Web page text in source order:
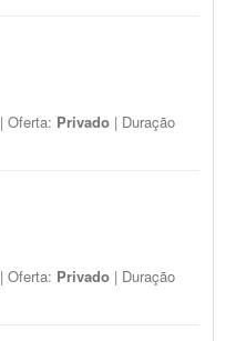
| Oferta: Privado | Duração
| Oferta: Privado | Duração